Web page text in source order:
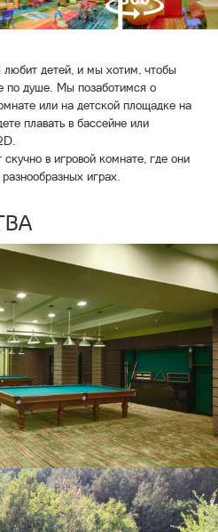
детей, и мы хотим, чтобы
по душе. Мы позаботимся о
или на детской площадке на
плавать в бассейне или
в игровой комнате, где они
играх.